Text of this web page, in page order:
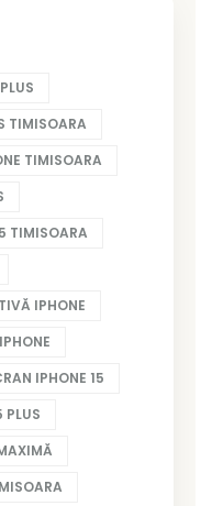
TIMISOARA
TIMISOARA
TIMISOARA
IPHONE
IPHONE 15
PLUS